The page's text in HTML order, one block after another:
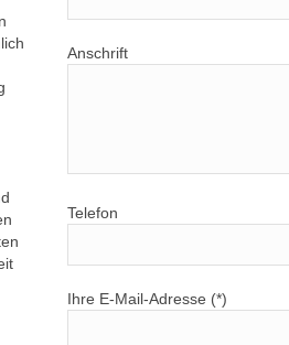
Anschrift
Telefon
Ihre E-Mail-Adresse (*)